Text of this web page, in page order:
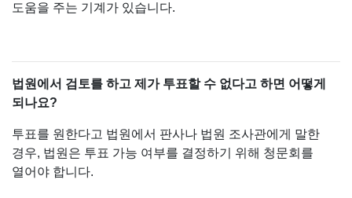
도움을 주는 기계가 있습니다.
법원에서 검토를 하고 제가 투표할 수 없다고 하면 어떻게
되나요?
투표를 원한다고 법원에서 판사나 법원 조사관에게 말한
경우, 법원은 투표 가능 여부를 결정하기 위해 청문회를
열어야 합니다.